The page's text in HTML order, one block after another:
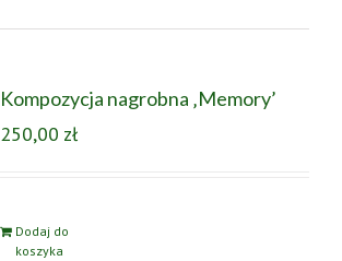
Kompozycja nagrobna ‚Memory’
250,00 zł
Dodaj do
koszyka